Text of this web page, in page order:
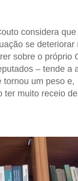
considera que
se deteriorar
sobre o próprio
– tende a
um peso e,
ter muito receio